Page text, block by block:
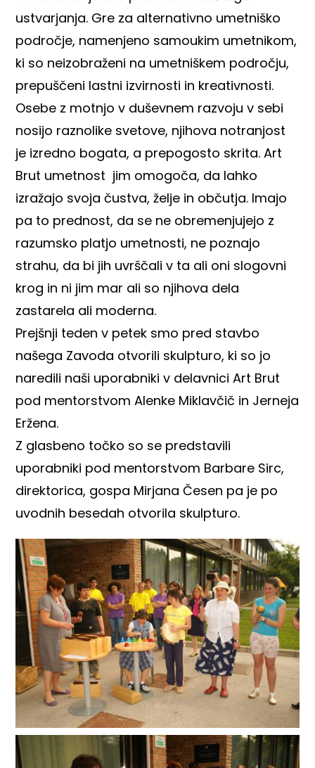
ustvarjanja. Gre za alternativno umetniško
področje, namenjeno samoukim umetnikom,
ki so neizobraženi na umetniškem področju,
prepuščeni lastni izvirnosti in kreativnosti.
Osebe z motnjo v duševnem razvoju v sebi
nosijo raznolike svetove, njihova notranjost
je izredno bogata, a prepogosto skrita. Art
Brut umetnost jim omogoča, da lahko
izražajo svoja čustva, želje in občutja. Imajo
pa to prednost, da se ne obremenjujejo z
razumsko platjo umetnosti, ne poznajo
strahu, da bi jih uvrščali v ta ali oni slogovni
krog in ni jim mar ali so njihova dela
zastarela ali moderna.
Prejšnji teden v petek smo pred stavbo
našega Zavoda otvorili skulpturo, ki so jo
naredili naši uporabniki v delavnici Art Brut
pod mentorstvom Alenke Miklavčič in Jerneja
Eržena.
Z glasbeno točko so se predstavili
uporabniki pod mentorstvom Barbare Sirc,
direktorica, gospa Mirjana Česen pa je po
uvodnih besedah otvorila skulpturo.